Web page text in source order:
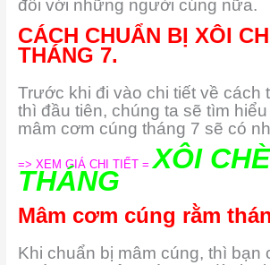
đối với những người cúng nữa.
CÁCH CHUẨN BỊ XÔI
THÁNG 7.
Trước khi đi vào chi tiết về cách
thì đầu tiên, chúng ta sẽ tìm
mâm cơm cúng tháng 7 sẽ có
=> XEM GIÁ CHI TIẾT = XÔI
THÁNG
Mâm cơm cúng rằm
Khi chuẩn bị mâm cúng, thì bạn